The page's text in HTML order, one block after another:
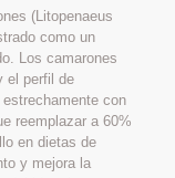
(Litopenaeus
como un
Los camarones
el perfil de
con
reemplazar a 60%
en dietas de
y mejora la